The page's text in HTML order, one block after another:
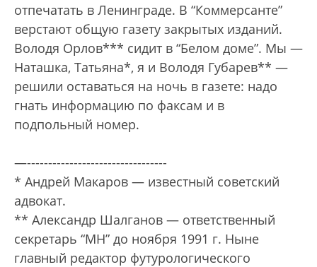
отпечатать в Ленинграде. В “Коммерсанте”
верстают общую газету закрытых изданий.
Володя Орлов*** сидит в “Белом доме”. Мы —
Наташка, Татьяна*, я и Володя Губарев** —
решили оставаться на ночь в газете: надо
гнать информацию по факсам и в
подпольный номер.
—---------------------------------
* Андрей Макаров — известный советский
адвокат.
** Александр Шалганов — ответственный
секретарь “МН” до ноября 1991 г. Ныне
главный редактор футурологического